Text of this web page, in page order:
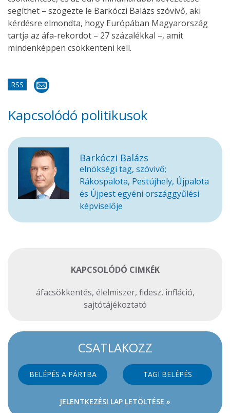
segíthet – szögezte le Barkóczi Balázs szóvivő, aki
kérdésre elmondta, hogy Európában Magyarország
tartja az áfa-rekordot – 27 százalékkal –, amit
mindenképpen csökkenteni kell.
RSS
Kapcsolódó politikusok
Barkóczi Balázs
elnökségi tag, szóvivő;
Rákospalota, Pestújhely, Újpalota
és Újpest egyéni országgyűlési
képviselője
KAPCSOLÓDÓ CIMKÉK
áfacsökkentés, élelmiszer, fidesz, infláció,
sajtótájékoztató
CSATLAKOZZ
BELÉPÉS A PÁRTBA TAGI BELÉPÉS
JELENTKEZÉSI LAP LETÖLTÉSE »